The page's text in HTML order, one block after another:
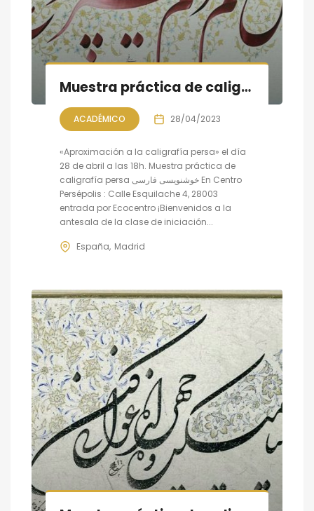
Muestra práctica de caligrafía persa
ACADÉMICO 28/04/2023
«Aproximación a la caligrafía persa» el día
28 de abril a las 18h. Muestra práctica de
caligrafía persa خوشنویسی فارسی En Centro
Persépolis : Calle Esquilache 4, 28003
entrada por Ecocentro ¡Bienvenidos a la
antesala de la clase de iniciación...
España Madrid